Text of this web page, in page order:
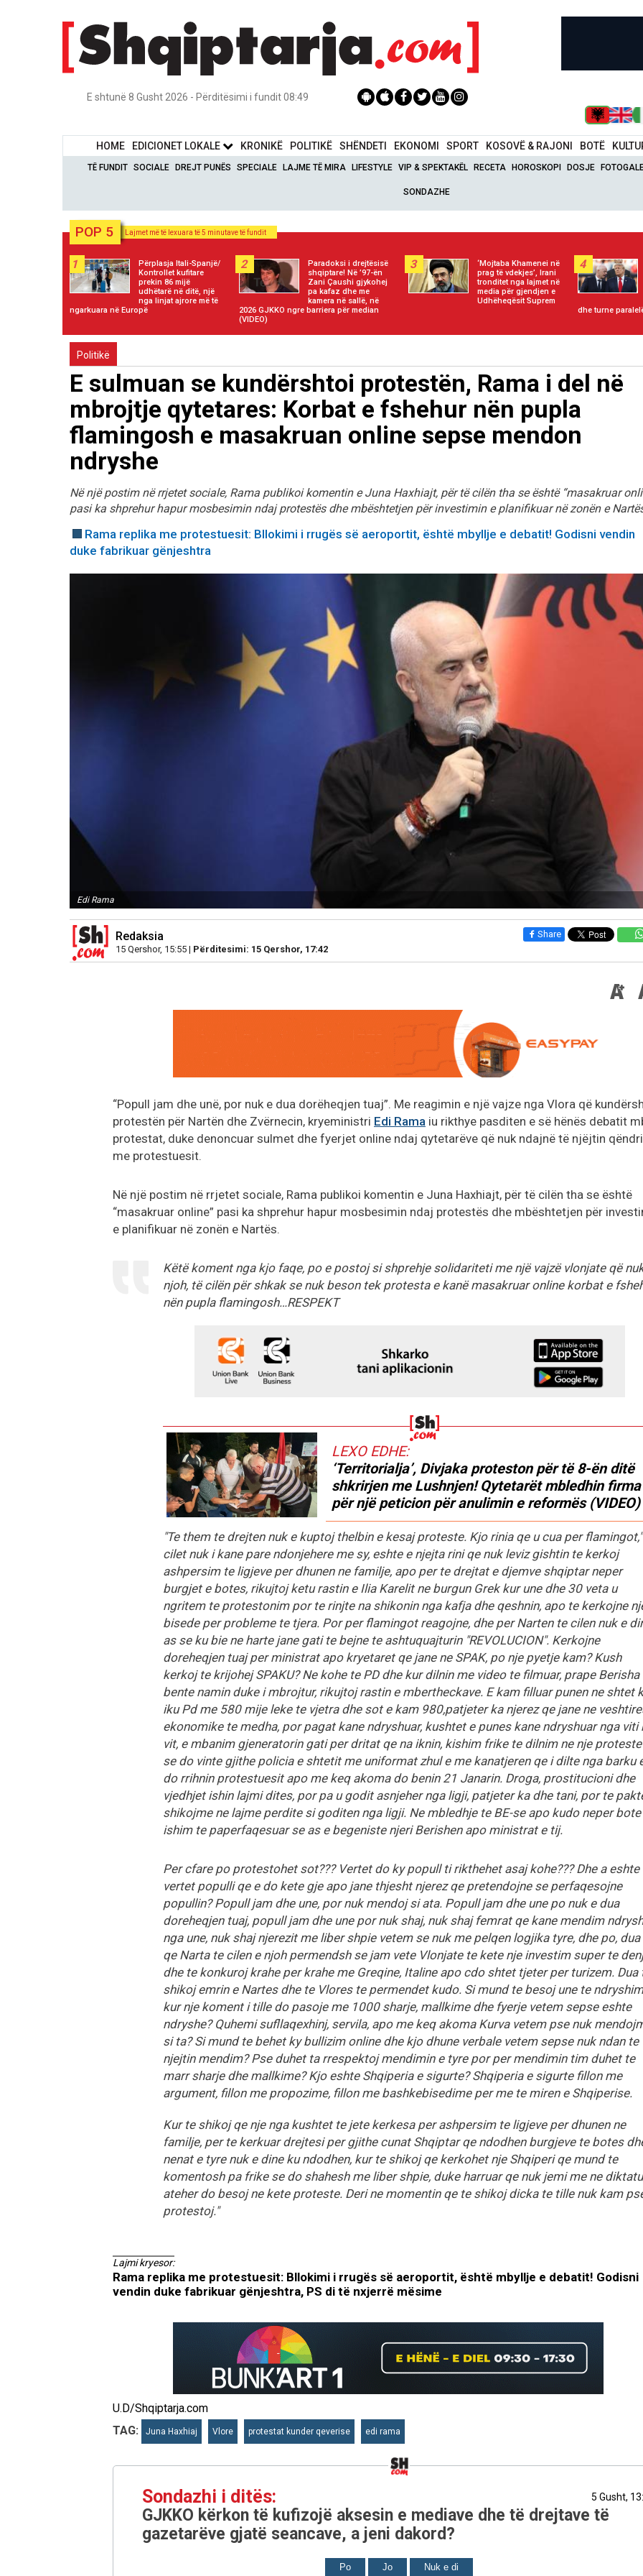
E shtunë 8 Gusht 2026 - Përditësimi i fundit 08:49
HOME EDICIONET LOKALE KRONIKË POLITIKË SHËNDETI EKONOMI SPORT KOSOVË & RAJONI BOTË
TË FUNDIT SOCIALE DREJT PUNËS SPECIALE LAJME TË MIRA LIFESTYLE VIP & SPEKTAKËL RECETA HOROSKOPI DOSJE
SONDAZHE
POP 5 Lajmet më të lexuara të 5 minutave të fundit
1
Përplasja Itali-Spanjë/
Kontrollet kufitare
prekin 86 mijë
udhëtarë në ditë, një
nga linjat ajrore më të
ngarkuara në Europë
2
Paradoksi i drejtësisë
shqiptare! Në ’97-ën
Zani Çaushi gjykohej
pa kafaz dhe me
kamera në sallë, në
2026 GJKKO ngre barriera për median
(VIDEO)
3
‘Mojtaba Khamenei në
prag të vdekjes’, Irani
tronditet nga lajmet në
media për gjendjen e
Udhëheqësit Suprem
4
dhe turne
Politikë
E sulmuan se kundërshtoi protestën, Rama i del në
mbrojtje qytetares: Korbat e fshehur nën pupla
flamingosh e masakruan online sepse mendon
ndryshe
Në një postim në rrjetet sociale, Rama publikoi komentin e Juna Haxhiajt, për të cilën tha se është “masakruar
pasi ka shprehur hapur mosbesimin ndaj protestës dhe mbështetjen për investimin e planifikuar në zonën e
Rama replika me protestuesit: Bllokimi i rrugës së aeroportit, është mbyllje e debatit! Godisni vendin
duke fabrikuar gënjeshtra
Edi Rama
Redaksia
15 Qershor, 15:55 | Përditesimi: 15 Qershor, 17:42
Share
“Popull jam dhe unë, por nuk e dua dorëheqjen tuaj”. Me reagimin e një vajze nga Vlora që
protestën për Nartën dhe Zvërnecin, kryeministri Edi Rama iu rikthye pasditen e së hënës debatit
protestat, duke denoncuar sulmet dhe fyerjet online ndaj qytetarëve që nuk ndajnë të njëjtin
me protestuesit.
Në një postim në rrjetet sociale, Rama publikoi komentin e Juna Haxhiajt, për të cilën tha se është
“masakruar online” pasi ka shprehur hapur mosbesimin ndaj protestës dhe mbështetjen për
e planifikuar në zonën e Nartës.
Këtë koment nga kjo faqe, po e postoj si shprehje solidariteti me një vajzë vlonjate që
njoh, të cilën për shkak se nuk beson tek protesta e kanë masakruar online korbat e
nën pupla flamingosh…RESPEKT
LEXO EDHE:
‘Territorialja’, Divjaka proteston për të 8-ën ditë
shkrirjen me Lushnjen! Qytetarët mbledhin firma
për një peticion për anulimin e reformës (VIDEO)
"Te them te drejten nuk e kuptoj thelbin e kesaj proteste. Kjo rinia qe u cua per
cilet nuk i kane pare ndonjehere me sy, eshte e njejta rini qe nuk leviz gishtin te kerkoj
ashpersim te ligjeve per dhunen ne familje, apo per te drejtat e djemve shqiptar neper
burgjet e botes, rikujtoj ketu rastin e Ilia Karelit ne burgun Grek kur une dhe 30 veta u
ngritem te protestonim por te rinjte na shikonin nga kafja dhe qeshnin, apo te kerkojne
bisede per probleme te tjera. Por per flamingot reagojne, dhe per Narten te cilen nuk e
as se ku bie ne harte jane gati te bejne te ashtuquajturin "REVOLUCION". Kerkojne
doreheqjen tuaj per ministrat apo kryetaret qe jane ne SPAK, po nje pyetje kam? Kush
kerkoj te krijohej SPAKU? Ne kohe te PD dhe kur dilnin me video te filmuar, prape Berisha
bente namin duke i mbrojtur, rikujtoj rastin e mbertheckave. E kam filluar punen ne shtet
iku Pd me 580 mije leke te vjetra dhe sot e kam 980,patjeter ka njerez qe jane ne
ekonomike te medha, por pagat kane ndryshuar, kushtet e punes kane ndryshuar nga viti
vit, e mbanim gjeneratorin gati per dritat qe na iknin, kishim frike te dilnim ne nje proteste
se do vinte gjithe policia e shtetit me uniformat zhul e me kanatjeren qe i dilte nga barku
do rrihnin protestuesit apo me keq akoma do benin 21 Janarin. Droga, prostitucioni dhe
vjedhjet ishin lajmi dites, por pa u godit asnjeher nga ligji, patjeter ka dhe tani, por te
shikojme ne lajme perdite si goditen nga ligji. Ne mbledhje te BE-se apo kudo neper bote
ishim te paperfaqesuar se as e begeniste njeri Berishen apo ministrat e tij.
Per cfare po protestohet sot??? Vertet do ky popull ti rikthehet asaj kohe??? Dhe a eshte
vertet populli qe e do kete gje apo jane thjesht njerez qe pretendojne se perfaqesojne
popullin? Popull jam dhe une, por nuk mendoj si ata. Popull jam dhe une po nuk e dua
doreheqjen tuaj, popull jam dhe une por nuk shaj, nuk shaj femrat qe kane mendim
nga une, nuk shaj njerezit me liber shpie vetem se nuk me pelqen logjika tyre, dhe po, dua
qe Narta te cilen e njoh permendsh se jam vete Vlonjate te kete nje investim super te
dhe te konkuroj krahe per krahe me Greqine, Italine apo cdo shtet tjeter per turizem. Dua
shikoj emrin e Nartes dhe te Vlores te permendet kudo. Si mund te besoj une te
kur nje koment i tille do pasoje me 1000 sharje, mallkime dhe fyerje vetem sepse eshte
ndryshe? Quhemi sufllaqexhinj, servila, apo me keq akoma Kurva vetem pse nuk
si ta? Si mund te behet ky bullizim online dhe kjo dhune verbale vetem sepse nuk ndan te
njejtin mendim? Pse duhet ta rrespektoj mendimin e tyre por per mendimin tim duhet te
marr sharje dhe mallkime? Kjo eshte Shqiperia e sigurte? Shqiperia e sigurte fillon me
argument, fillon me propozime, fillon me bashkebisedime per me te miren e Shqiperise.
Kur te shikoj qe nje nga kushtet te jete kerkesa per ashpersim te ligjeve per dhunen ne
familje, per te kerkuar drejtesi per gjithe cunat Shqiptar qe ndodhen burgjeve te botes
nenat e tyre nuk e dine ku ndodhen, kur te shikoj qe kerkohet nje Shqiperi qe mund te
komentosh pa frike se do shahesh me liber shpie, duke harruar qe nuk jemi me ne
ateher do besoj ne kete proteste. Deri ne momentin qe te shikoj dicka te tille nuk kam
protestoj."
Lajmi kryesor:
Rama replika me protestuesit: Bllokimi i rrugës së aeroportit, është mbyllje e debatit! Godisni
vendin duke fabrikuar gënjeshtra, PS di të nxjerrë mësime
U.D/Shqiptarja.com
TAG:
Juna Haxhiaj Vlore protestat kunder qeverise edi rama
Sondazhi i ditës: 5 Gusht,
GJKKO kërkon të kufizojë aksesin e mediave dhe të drejtave të
gazetarëve gjatë seancave, a jeni dakord?
Po Jo Nuk e di